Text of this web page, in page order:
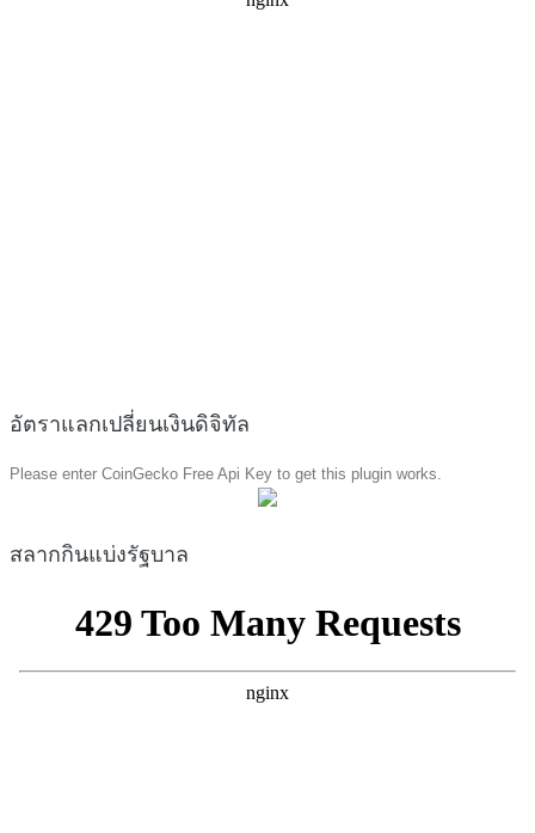
อัตราแลกเปลี่ยนเงินดิจิทัล
Please enter CoinGecko Free Api Key to get this plugin works.
สลากกินแบ่งรัฐบาล